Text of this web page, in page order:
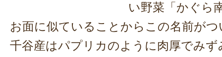
い野菜「かぐら
お面に似ていることからこの名前が
千谷産はパプリカのように肉厚でみ